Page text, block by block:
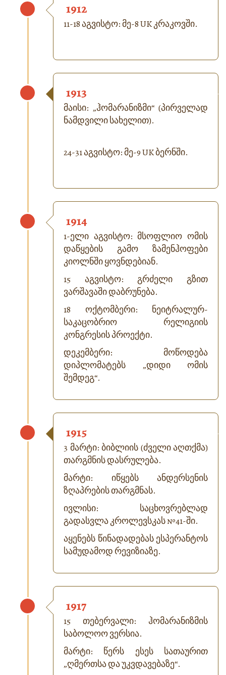
1912
11-18 აგვისტო: მე-8 UK კრაკოვში.
1913
მაისი: „ჰომარანიზმი“ (პირველად
ნამდვილი სახელით).
24-31 აგვისტო: მე-9 UK ბერნში.
1914
1-ელი აგვისტო: მსოფლიო ომის
დაწყების გამო ზამენჰოფები
კიოლნში ყოვნდებიან.
15 აგვისტო: გრძელი გზით
ვარშავაში დაბრუნება.
18 ოქტომბერი: ნეიტრალურ-
საკაცობრიო რელიგიის
კონგრესის პროექტი.
დეკემბერი: მოწოდება
დიპლომატებს „დიდი ომის
შემდეგ“.
1915
3 მარტი: ბიბლიის (ძველი აღთქმა)
თარგმნის დასრულება.
მარტი: იწყებს ანდერსენის
ზღაპრების თარგმნას.
ივლისი: საცხოვრებლად
გადასვლა კროლევსკას №41-ში.
აყენებს წინადადებას ესპერანტოს
სამუდამოდ რევიზიაზე.
1917
15 თებერვალი: ჰომარანიზმის
საბოლოო ვერსია.
მარტი: წერს ესეს სათაურით
„ღმერთსა და უკვდავებაზე“.